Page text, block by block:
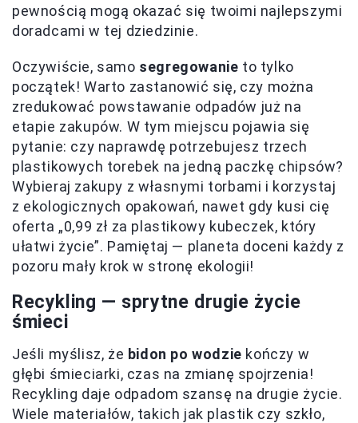
pewnością mogą okazać się twoimi najlepszymi
doradcami w tej dziedzinie.
Oczywiście, samo segregowanie to tylko
początek! Warto zastanowić się, czy można
zredukować powstawanie odpadów już na
etapie zakupów. W tym miejscu pojawia się
pytanie: czy naprawdę potrzebujesz trzech
plastikowych torebek na jedną paczkę chipsów?
Wybieraj zakupy z własnymi torbami i korzystaj
z ekologicznych opakowań, nawet gdy kusi cię
oferta „0,99 zł za plastikowy kubeczek, który
ułatwi życie”. Pamiętaj — planeta doceni każdy z
pozoru mały krok w stronę ekologii!
Recykling — sprytne drugie życie
śmieci
Jeśli myślisz, że bidon po wodzie kończy w
głębi śmieciarki, czas na zmianę spojrzenia!
Recykling daje odpadom szansę na drugie życie.
Wiele materiałów, takich jak plastik czy szkło,